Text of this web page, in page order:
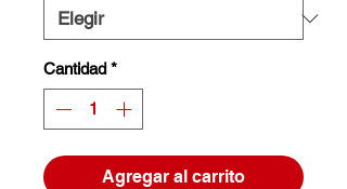
Cantidad *
Agregar al carrito